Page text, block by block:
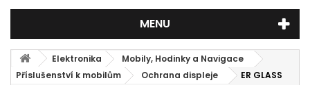
MENU
Elektronika
Mobily, Hodinky a Navigace
Příslušenství k mobilům
Ochrana displeje
ER GLASS